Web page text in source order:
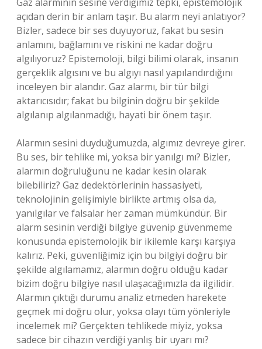
açıdan derin bir anlam taşır. Bu alarm neyi anlatıyor?
Bizler, sadece bir ses duyuyoruz, fakat bu sesin
anlamını, bağlamını ve riskini ne kadar doğru
algılıyoruz? Epistemoloji, bilgi bilimi olarak, insanın
gerçeklik algısını ve bu algıyı nasıl yapılandırdığını
inceleyen bir alandır. Gaz alarmı, bir tür bilgi
aktarıcısıdır; fakat bu bilginin doğru bir şekilde
algılanıp algılanmadığı, hayati bir önem taşır.
Alarmın sesini duyduğumuzda, algımız devreye girer.
Bu ses, bir tehlike mi, yoksa bir yanılgı mı? Bizler,
alarmın doğruluğunu ne kadar kesin olarak
bilebiliriz? Gaz dedektörlerinin hassasiyeti,
teknolojinin gelişimiyle birlikte artmış olsa da,
yanılgılar ve falsalar her zaman mümkündür. Bir
alarm sesinin verdiği bilgiye güvenip güvenmeme
konusunda epistemolojik bir ikilemle karşı karşıya
kalırız. Peki, güvenliğimiz için bu bilgiyi doğru bir
şekilde algılamamız, alarmın doğru olduğu kadar
bizim doğru bilgiye nasıl ulaşacağımızla da ilgilidir.
Alarmın çıktığı durumu analiz etmeden harekete
geçmek mi doğru olur, yoksa olayı tüm yönleriyle
incelemek mi? Gerçekten tehlikede miyiz, yoksa
sadece bir cihazın verdiği yanlış bir uyarı mı?